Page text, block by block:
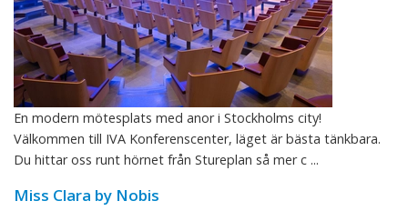
En modern mötesplats med anor i Stockholms city!
Välkommen till IVA Konferenscenter, läget är bästa tänkbara.
Du hittar oss runt hörnet från Stureplan så mer c ...
Miss Clara by Nobis